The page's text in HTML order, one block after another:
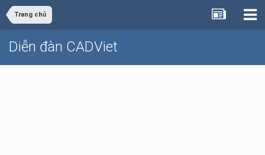
Trang chủ
Diễn đàn CADViet